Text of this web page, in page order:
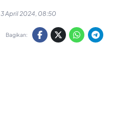
3 April 2024, 08:50
Bagikan: